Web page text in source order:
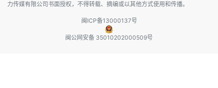
力传媒有限公司书面授权，不得转载、摘编或以其他方式使用和传播。
闽ICP备13000137号
闽公网安备 35010202000509号